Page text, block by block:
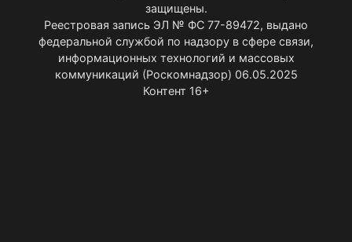
защищены.
Реестровая запись ЭЛ № ФС 77-89472, выдано
федеральной службой по надзору в сфере связи,
информационных технологий и массовых
коммуникаций (Роскомнадзор) 06.05.2025
Контент 16+